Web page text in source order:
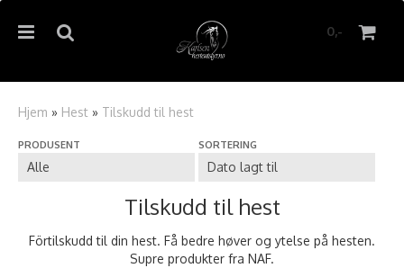
0,-
Hjem » Hest » Tilskudd til hest
PRODUSENT SORTERING
Tilskudd til hest
Förtilskudd til din hest. Få bedre høver og ytelse på hesten.
Supre produkter fra NAF.